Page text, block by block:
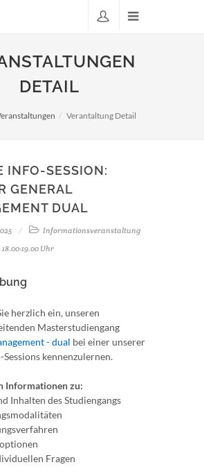
DETAIL
Verantaltung Detail
INFO-SESSION:
GENERAL
DUAL
Informationsveranstaltung
19.00 Uhr
herzlich ein, unseren
Masterstudiengang
- dual bei einer unserer
kennenzulernen.
Informationen zu:
Inhalten des Studiengangs
Fragen